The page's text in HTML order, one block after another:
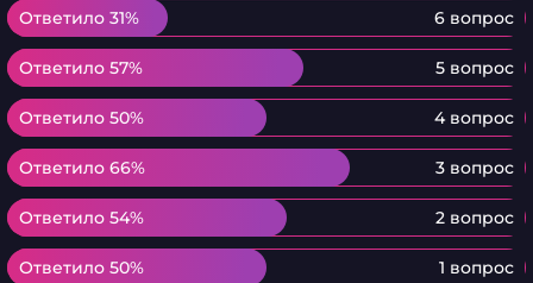
Ответило 31% 6 вопрос
Ответило 31%
Ответило 57% 5 вопрос
Ответило 57%
Ответило 50% 4 вопрос
Ответило 50%
Ответило 66% 3 вопрос
Ответило 66%
Ответило 54% 2 вопрос
Ответило 54%
Ответило 50% 1 вопрос
Ответило 50%